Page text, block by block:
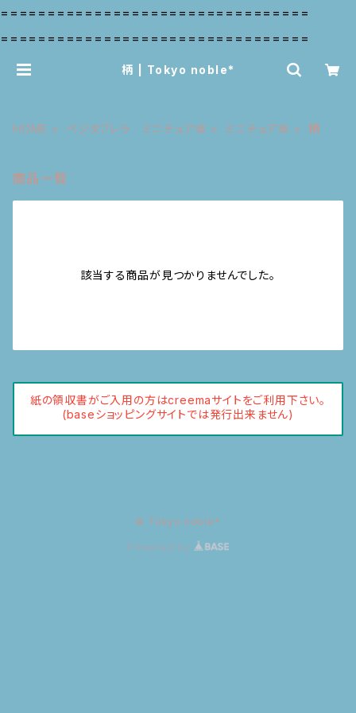
=================================
=================================
柄 | Tokyo noble*
HOME ベジタブレラ ミニチュア傘 ミニチュア傘 柄
商品一覧
該当する商品が見つかりませんでした。
紙の領収書がご入用の方はcreemaサイトをご利用下さい。
(baseショッピングサイトでは発行出来ません)
© Tokyo noble*
Powered by